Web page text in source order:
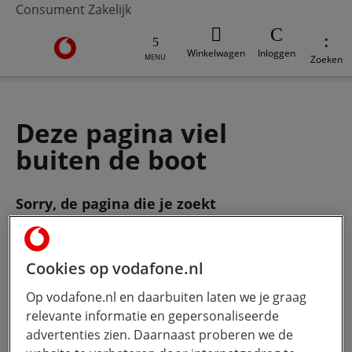
Consument Zakelijk
Ga naar de Vodafone homepage
MENU Winkelwagen Inloggen Zoeken
Deze pagina viel
buiten de boot
Sorry, de pagina die je zoekt
bestaat
niet meer. Gebruik de zoekbalk
om je vraag te stellen.
Wat wil je weten?Hoe meer jij
typt, hoe beter onze Ai werkt.
Cookies op vodafone.nl
Op vodafone.nl en daarbuiten laten we je graag
relevante informatie en gepersonaliseerde
advertenties zien. Daarnaast proberen we de